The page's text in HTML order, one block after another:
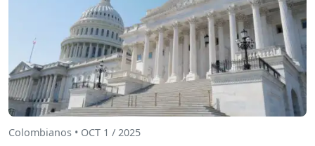
Colombianos • OCT 1 / 2025